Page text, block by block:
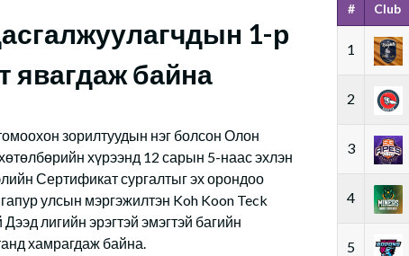
1-р
явагдаж байна
зорилтуудын нэг болсон Олон
хүрээнд 12 сарын 5-наас эхлэн
Сертификат сургалтыг эх орондоо
улсын мэргэжилтэн Koh Koon Teck
лигийн эрэгтэй эмэгтэй багийн
хамрагдаж байна.
# Club
1
2
3
4
5